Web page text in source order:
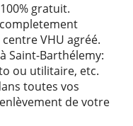
gratuit.
VHU agréé.
Saint-Barthélemy:
ou utilitaire, etc.
toutes vos
de votre